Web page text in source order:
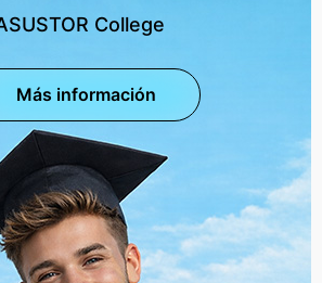
College
Más información